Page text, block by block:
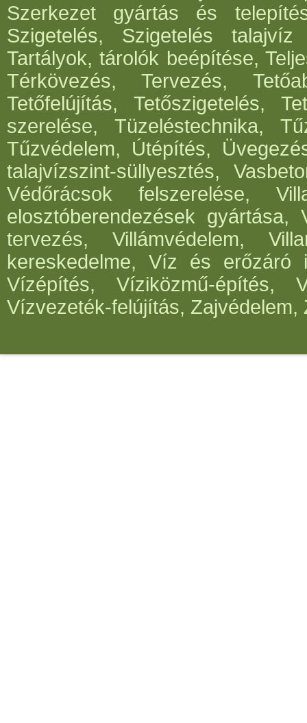
Szerkezet gyártás és
Szigetelés, Szigetelés
Tartályok, tárolók beépítése,
Térkövezés, Tervezés,
Tetőfelújítás, Tetőszigetelés,
szerelése, Tüzeléstechnika,
Tűzvédelem, Útépítés,
talajvízszint-süllyesztés,
Védőrácsok felszerelése,
elosztóberendezések gyártása,
tervezés, Villámvédelem,
kereskedelme, Víz és erőzáró
Vízépítés, Víziközmű-építés,
Vízvezeték-felújítás,